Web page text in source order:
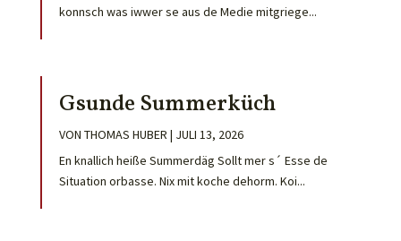
konnsch was iwwer se aus de Medie mitgriege...
Gsunde Summerküch
VON THOMAS HUBER | JULI 13, 2026
En knallich heiße Summerdäg Sollt mer s´ Esse de
Situation orbasse. Nix mit koche dehorm. Koi...